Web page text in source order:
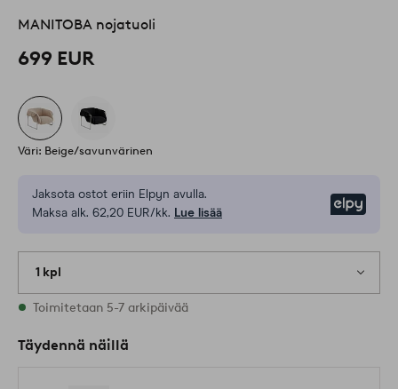
MANITOBA nojatuoli
699 EUR
Väri: Beige/savunvärinen
Jaksota ostot eriin Elpyn avulla.
Maksa alk. 62,20 EUR/kk. Lue lisää
1 kpl
Varastossa
Toimitetaan 5-7 arkipäivää
Täydennä näillä